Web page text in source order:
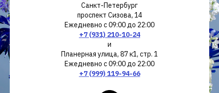
Санкт-Петербург
проспект Сизова, 14
Ежедневно с 09:00 до 22:00
+7 (931) 210-10-24
и
Планерная улица, 87 к1, стр. 1
Ежедневно с 09:00 до 22:00
+7 (999) 119-94-66